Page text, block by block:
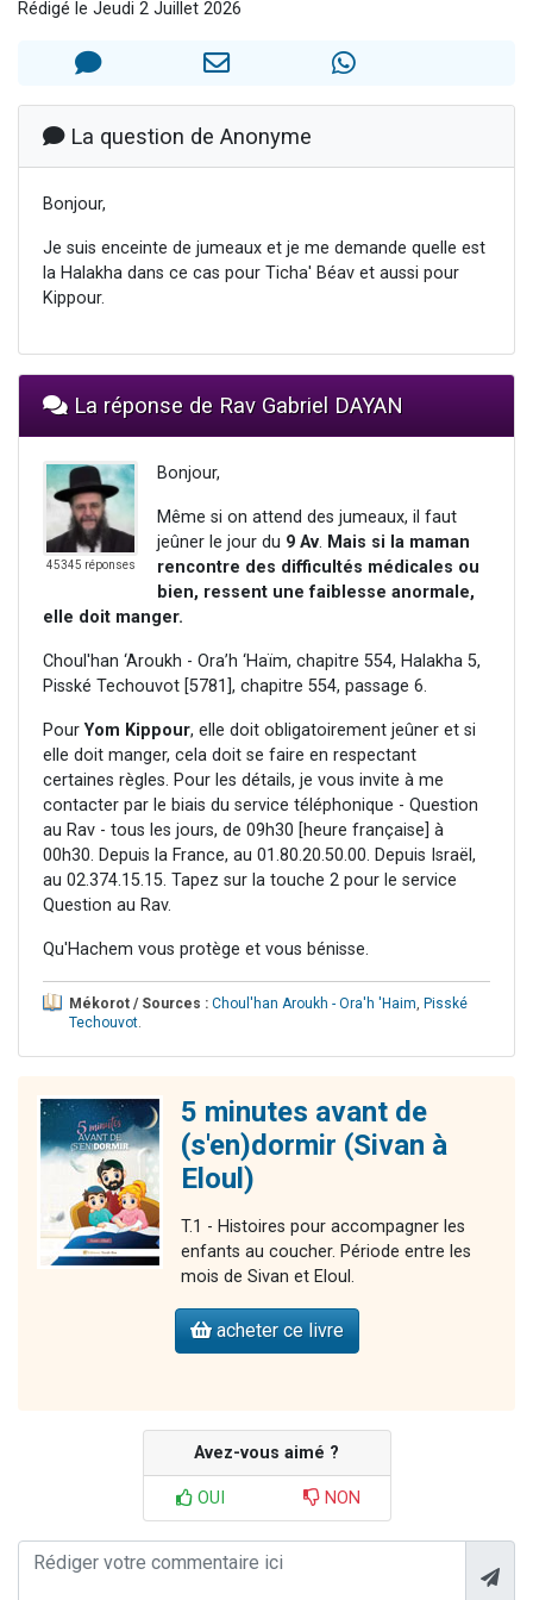
Odaya vient de donner son Maasser
2 personnes viennent de faire un don pour Tsédaka : pauvres d'Israel
Rédigé le Jeudi 2 Juillet 2026
La question de Anonyme
Bonjour,
Je suis enceinte de jumeaux et je me demande quelle est
la Halakha dans ce cas pour Ticha' Béav et aussi pour
Kippour.
La réponse de Rav Gabriel DAYAN
45345 réponses
Bonjour,
Même si on attend des jumeaux, il faut
jeûner le jour du 9 Av. Mais si la maman
rencontre des difficultés médicales ou
bien, ressent une faiblesse anormale,
elle doit manger.
Choul'han ‘Aroukh - Ora’h ‘Haïm, chapitre 554, Halakha 5,
Pisské Techouvot [5781], chapitre 554, passage 6.
Pour Yom Kippour, elle doit obligatoirement jeûner et si
elle doit manger, cela doit se faire en respectant
certaines règles. Pour les détails, je vous invite à me
contacter par le biais du service téléphonique - Question
au Rav - tous les jours, de 09h30 [heure française] à
00h30. Depuis la France, au 01.80.20.50.00. Depuis Israël,
au 02.374.15.15. Tapez sur la touche 2 pour le service
Question au Rav.
Qu'Hachem vous protège et vous bénisse.
Mékorot / Sources : Choul'han Aroukh - Ora'h 'Haim, Pisské
Techouvot.
5 minutes avant de
(s'en)dormir (Sivan à
Eloul)
T.1 - Histoires pour accompagner les
enfants au coucher. Période entre les
mois de Sivan et Eloul.
acheter ce livre
Avez-vous aimé ?
OUI NON